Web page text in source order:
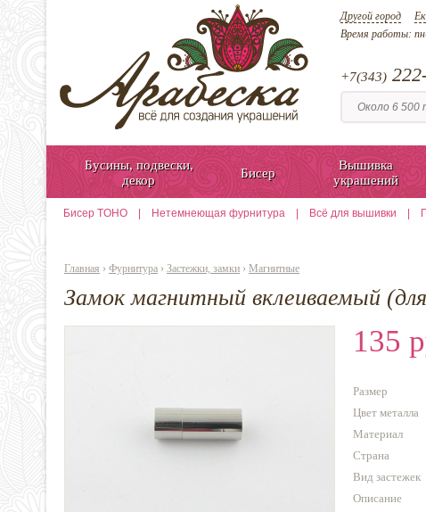
Другой город
Время работы:
+7(343)
Бусины, подвески,
декор
Бисер
Вышивка
украшений
Бисер TOHO Нетемнеющая фурнитура Всё для вышивки
Главная › Фурнитура › Застежки, замки › Магнитные
Замок магнитный вклеиваемый
135
Размер
Цвет металла
Материал
Страна
Вид застежек
Описание